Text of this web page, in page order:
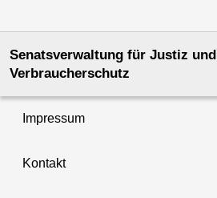
Senatsverwaltung für Justiz und
Verbraucherschutz
Impressum
Kontakt